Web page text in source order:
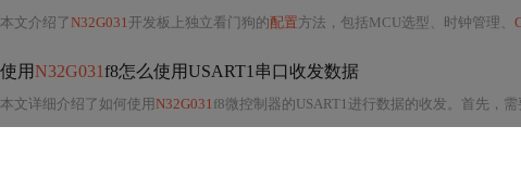
本文介绍了N32G031开发板上独立看门狗的配置方法，包括MCU选型、时钟管理、
使用N32G031f8怎么使用USART1串口收发数据
本文详细介绍了如何使用N32G031f8微控制器的USART1进行数据的收发。首先，